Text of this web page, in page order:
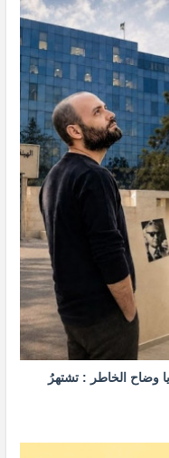
وضاح الخاطر : تشتهرُ